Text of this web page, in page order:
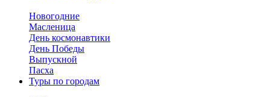
Новогодние
Масленица
День космонавтики
День Победы
Выпускной
Пасха
Туры по городам